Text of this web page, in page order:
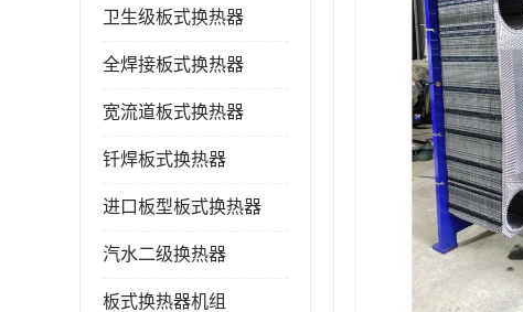
卫生级板式换热器
全焊接板式换热器
宽流道板式换热器
钎焊板式换热器
进口板型板式换热器
汽水二级换热器
板式换热器机组